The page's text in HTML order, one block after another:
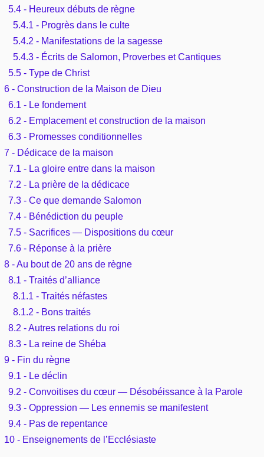
5.4 - Heureux débuts de règne
5.4.1 - Progrès dans le culte
5.4.2 - Manifestations de la sagesse
5.4.3 - Écrits de Salomon, Proverbes et Cantiques
5.5 - Type de Christ
6 - Construction de la Maison de Dieu
6.1 - Le fondement
6.2 - Emplacement et construction de la maison
6.3 - Promesses conditionnelles
7 - Dédicace de la maison
7.1 - La gloire entre dans la maison
7.2 - La prière de la dédicace
7.3 - Ce que demande Salomon
7.4 - Bénédiction du peuple
7.5 - Sacrifices — Dispositions du cœur
7.6 - Réponse à la prière
8 - Au bout de 20 ans de règne
8.1 - Traités d’alliance
8.1.1 - Traités néfastes
8.1.2 - Bons traités
8.2 - Autres relations du roi
8.3 - La reine de Shéba
9 - Fin du règne
9.1 - Le déclin
9.2 - Convoitises du cœur — Désobéissance à la Parole
9.3 - Oppression — Les ennemis se manifestent
9.4 - Pas de repentance
10 - Enseignements de l’Ecclésiaste